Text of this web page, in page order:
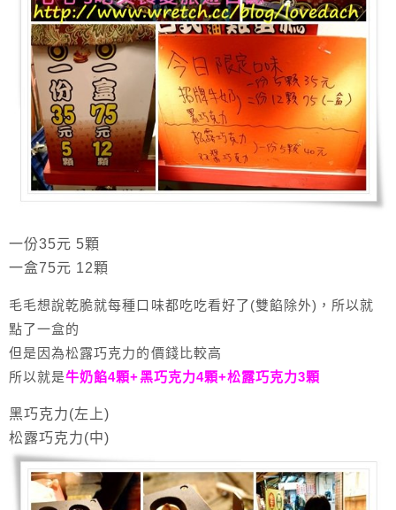
一份35元 5顆
一盒75元 12顆
毛毛想說乾脆就每種口味都吃吃看好了(雙餡除外)，所以就
點了一盒的
但是因為松露巧克力的價錢比較高
所以就是牛奶餡4顆+黑巧克力4顆+松露巧克力3顆
黑巧克力(左上)
松露巧克力(中)